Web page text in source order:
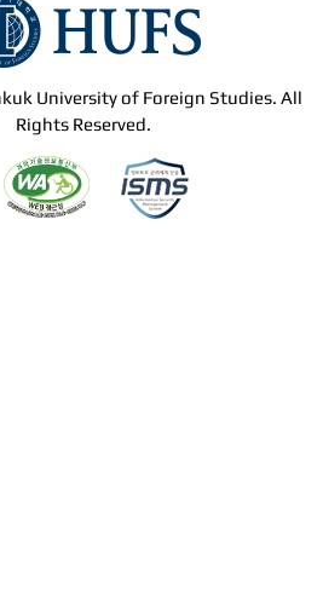
University of Foreign Studies. All
Rights Reserved.